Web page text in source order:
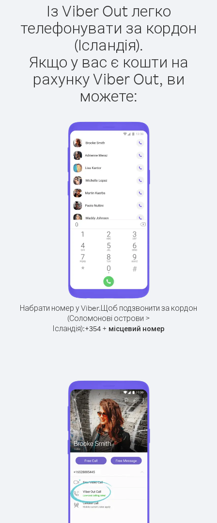
Із Viber Out легко
телефонувати за кордон
(Ісландія).
Якщо у вас є кошти на
рахунку Viber Out, ви
можете:
Набрати номер у Viber.Щоб подзвонити за кордон
(Соломонові острови >
Ісландія):+354 + місцевий номер